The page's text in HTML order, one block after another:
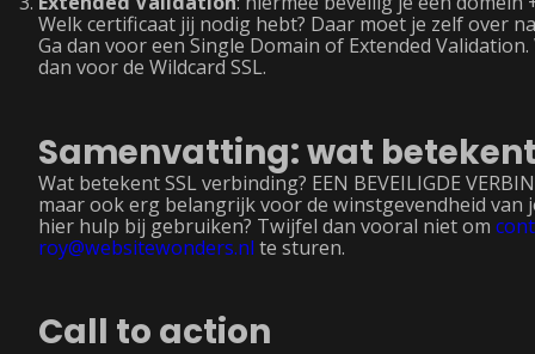
Welk certificaat jij nodig hebt? Daar moet je zelf over
Ga dan voor een Single Domain of Extended
dan voor de Wildcard SSL.
Samenvatting: wat
Wat betekent SSL verbinding? EEN BEVEILIGDE
maar ook erg belangrijk voor de winstgevendheid van
hier hulp bij gebruiken? Twijfel dan vooral niet om
roy@websitewonders.nl te sturen.
Call to action